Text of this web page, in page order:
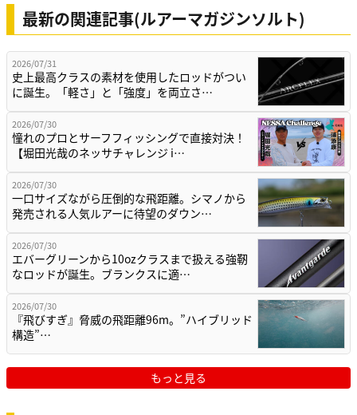
最新の関連記事(ルアーマガジンソルト)
2026/07/31
史上最高クラスの素材を使用したロッドがつい
に誕生。「軽さ」と「強度」を両立さ…
2026/07/30
憧れのプロとサーフフィッシングで直接対決！
【堀田光哉のネッサチャレンジ i…
2026/07/30
一口サイズながら圧倒的な飛距離。シマノから
発売される人気ルアーに待望のダウン…
2026/07/30
エバーグリーンから10ozクラスまで扱える強靭
なロッドが誕生。ブランクスに適…
2026/07/30
『飛びすぎ』脅威の飛距離96m。”ハイブリッド
構造”…
もっと見る